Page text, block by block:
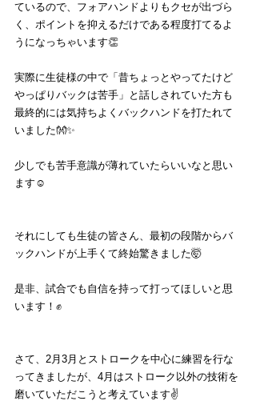
ているので、フォアハンドよりもクセが出づら
く、ポイントを抑えるだけである程度打てるよ
うになっちゃいます👏
実際に生徒様の中で「昔ちょっとやってたけど
やっぱりバックは苦手」と話しされていた方も
最終的には気持ちよくバックハンドを打たれて
いました👐✨
少しでも苦手意識が薄れていたらいいなと思い
ます☺️
それにしても生徒の皆さん、最初の段階からバ
ックハンドが上手くて終始驚きました🤯
是非、試合でも自信を持って打ってほしいと思
います！✊
さて、2月3月とストロークを中心に練習を行な
ってきましたが、4月はストローク以外の技術を
磨いていただこうと考えています✌️